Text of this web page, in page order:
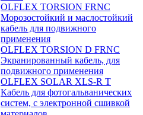
OLFLEX TORSION FRNC
Морозостойкий и маслостойкий
кабель для подвижного
применения
OLFLEX TORSION D FRNC
Экранированный кабель, для
подвижного применения
OLFLEX SOLAR XLS-R T
Кабель для фотогальванических
систем, с электронной сшивкой